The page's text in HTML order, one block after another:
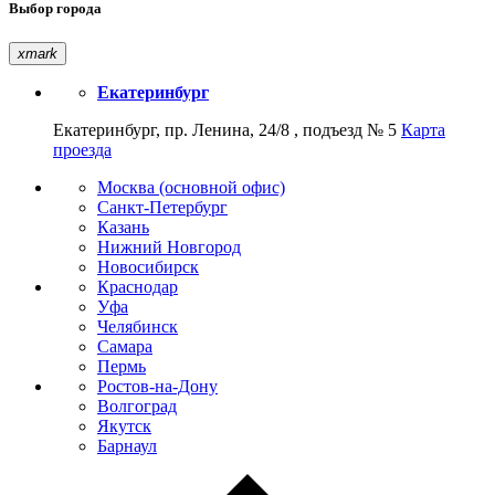
Выбор города
xmark
Екатеринбург
Екатеринбург, пр. Ленина, 24/8 , подъезд № 5 Карта
проезда
Москва (основной офис)
Санкт-Петербург
Казань
Нижний Новгород
Новосибирск
Краснодар
Уфа
Челябинск
Самара
Пермь
Ростов-на-Дону
Волгоград
Якутск
Барнаул